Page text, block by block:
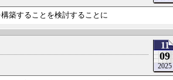
築することを検討することに
11
09
2025